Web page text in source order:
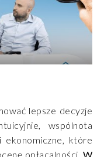
lepsze decyzje
wspólnota
ekonomiczne, które
opłacalności. W